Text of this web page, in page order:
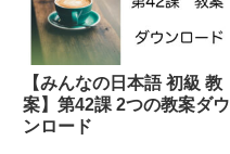
【みんなの日本語 初級 教
案】第42課 2つの教案ダウ
ンロード